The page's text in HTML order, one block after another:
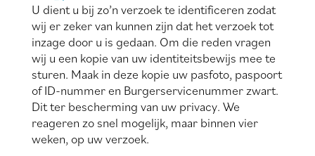
U dient u bij zo’n verzoek te identificeren zodat
wij er zeker van kunnen zijn dat het verzoek tot
inzage door u is gedaan. Om die reden vragen
wij u een kopie van uw identiteitsbewijs mee te
sturen. Maak in deze kopie uw pasfoto, paspoort
of ID-nummer en Burgerservicenummer zwart.
Dit ter bescherming van uw privacy. We
reageren zo snel mogelijk, maar binnen vier
weken, op uw verzoek.